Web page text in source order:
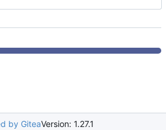
by GiteaVersion: 1.27.1